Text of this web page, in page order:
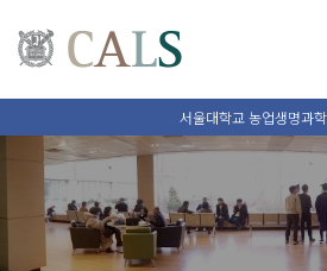
서울대학교 농업생명과